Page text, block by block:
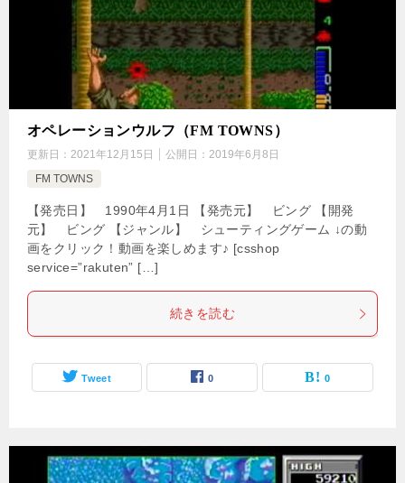
オペレーションウルフ（FM TOWNS）
更新日： 2021年12月15日 公開日： 2019年6月8日
FM TOWNS
【発売日】 1990年4月1日 【発売元】 ビング 【開発
元】 ビング 【ジャンル】 シューティングゲーム ↓の動
画をクリック！動画を楽しめます♪ [csshop
service=”rakuten” […]
続きを読む
Tweet 0 0